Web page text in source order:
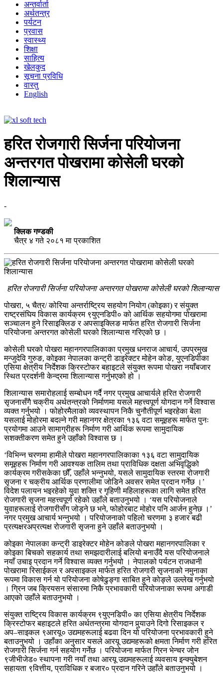
अन्तर्वार्ता
अर्थतन्त्र
पर्यटन
प्रवास
स्वास्थ्य
शिक्षा
साहित्य
खेलकुद
सूचना प्रविधि
वास्तु
English
हरित रोजगारी सिर्जना परियोजना
अन्तरगत पोखरामा कोसेली घरको
शिलान्यास
-
क्लिक गण्डकी
चैत्र ४ गते २०८१ मा प्रकाशित
हरित रोजगारी सिर्जना परियोजना अन्तरगत पोखरामा कोसेली घरको शिलान्यास
पोखरा, ५ चैत्र/ कोरिया अन्तर्राष्ट्रिय सहयोग नियोग (कोइका) र संयुक्त
राष्ट्रसंघिय विकास कार्यक्रम ९युएनडिपी० को आर्थिक सहयोगमा पोखरामा
सञ्चालन हुने रिसाइक्लिङ र अपसाइक्लिङ मार्फत हरित रोजगारी सिर्जना
परियोजना अन्तरगत कोसेली घरको शिलान्यास गरिएको छ ।
कोसेली घरको पोखरा महानगरपालिकाका प्रमुख धनराज आचार्य, उपप्रमुख
मन्जुदेवि गुरुङ, कोइका नेपालका कन्ट्री डाइरेक्टर मोहेन कोङ, युएनडिपीका
एसिया क्षेत्रीय निर्देशक क्रिस्टोफर बहाइटले संयुक्त रूपमा पोखरा नयाँबजार
स्थित प्रदर्शनी केन्द्रमा शिलान्यास गर्नुभएको हो ।
शिलान्यास समारोहलाई सम्बोधन गर्दै नगर प्रमुख आचार्यले हरित रोजगारी
सृजनासँगै चक्रीय अर्थतन्त्रको निर्माणमा यसले महत्त्वपूर्ण योगदान गर्ने विश्वास
व्यक्त गर्नुभयो । फोहोरमैलाको व्यवस्थापन निकै चुनौतीपूर्ण भइरहेका बेला
यसलाई मोहोरमा बदल्ने गरी महानगर क्षेत्रका १३६ वटा समूहहरू मार्फत पुनः
प्रयोगमा आउने सामाग्रीहरू निर्माण गरी आर्थिक रूपमा सामुदायिक
सशक्तीकरण समेत हुने उहाँको विश्वास छ ।
‘विभिन्न चरणमा हामीले पोखरा महानगरपालिकाका १३६ वटा सामुदायिक
समूहहरू निर्माण गरी आवश्यक तालिम तथा प्राविधिक दक्षता अभिवृद्धिको
कार्यक्रम गरीसकेका छौँ, उहाँले भन्नुभयो, यसले सामुदायिक स्तरमा रोजगारी
सृजना र चक्रीय आर्थिक प्रणालीमा जोडिने अवसर समेत प्रदान गर्नेछ ।’
विदेश पलायन भइरहेको युवा शक्ति र गृहिणी महिलाहरूका लागि समेत हरित
रोजगारी सृजना महत्त्वपूर्ण रहेको उहाँले बताउनुभयो । ‘यस परियोजनाले
युवाहरूलाई रोजगारीसँग जोड्ने छ भने, फोहोरबाट मोहोर पनि आर्जन हुनेछ ।’
नगर प्रमुख आचार्य भन्नुभयो । परियोजनाको पहिलो चरणमा ३ हजार बढी
प्रत्यक्षरअप्रत्यक्ष रोजगारी सृजना हुने उहाँले बताउनुभयो ।
कोइका नेपालका कन्ट्री डाइरेक्टर मोहेन कोङले पोखरा महानगरपालिका र
कोइका बिचको सहकार्य तथा समझदारीलाई बलियो बनाउँदै यस परियोजनाले
नयाँ उचाइ प्रदान गर्ने विश्वास व्यक्त गर्नुभयो । नेपालको पर्यटन राजधानी
पोखरामा रिसाईकल र अपसाइकल मार्फत हरित रोजगारी सृजनाको नमुनाका
रूपमा विकास गर्न यो परियोजना कोषेढुङ्गा साबित हुने कोङ्ले उल्लेख गर्नुभयो
। ग्रिन जब क्रियसन संसारमा निकै प्रभावकारी परियोजनाका रूपमा अगाडी
आएको उहाँले बताउनुभयो ।
संयुक्त राष्ट्रिय विकास कार्यक्रम ९युएनडिपी० का एसिया क्षेत्रीय निर्देशक
क्रिस्टोफर बहाइटले हरित अर्थतन्त्रमा योगदान पुर्‍याउने दिगो रिसाइकल र
अप–साइकल ९आरयू० उद्यमहरूलाई बढवा दिन यो परियोजना प्रभावकारी हुने
बताउनुभयो । उहाँका अनुसार यसले आरयू उद्यमहरूको क्षमता निर्माण गरी हरित
रोजगारी सिर्जना गर्न सहयोग गर्नेछ । परियोजना मार्फत ग्रिन भेन्चर जोन
९जीभीजेड० स्थापना गरी नयाँ तथा आरयू उद्यमहरूलाई व्यवसाय इन्क्युबेशन
सहायता ९वित्तीय, प्राविधिक र बजार० प्रदान गरिने उहाँले बताउनुभयो ।